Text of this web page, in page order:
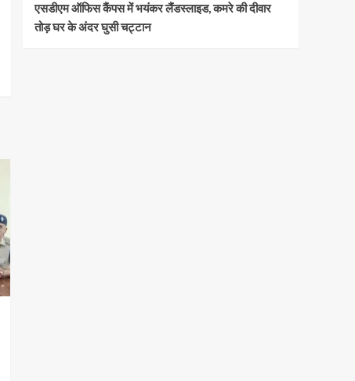
एसडीएम ऑफिस कैंपस में भयंकर लैंडस्लाइड, कमरे की दीवार
तोड़ घर के अंदर घुसी चट्टान